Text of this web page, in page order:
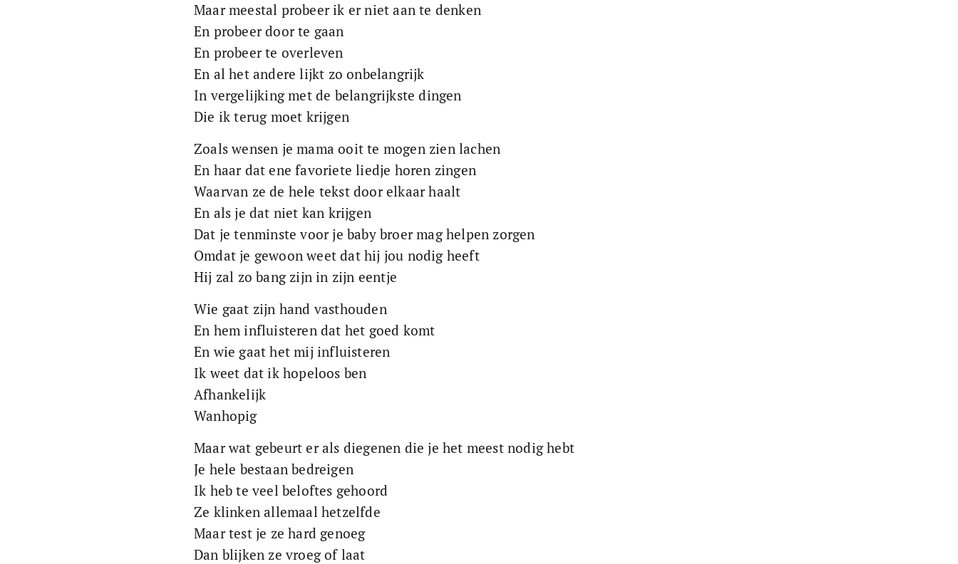
Maar meestal probeer ik er niet aan te denken
En probeer door te gaan
En probeer te overleven
En al het andere lijkt zo onbelangrijk
In vergelijking met de belangrijkste dingen
Die ik terug moet krijgen
Zoals wensen je mama ooit te mogen zien lachen
En haar dat ene favoriete liedje horen zingen
Waarvan ze de hele tekst door elkaar haalt
En als je dat niet kan krijgen
Dat je tenminste voor je baby broer mag helpen zorgen
Omdat je gewoon weet dat hij jou nodig heeft
Hij zal zo bang zijn in zijn eentje
Wie gaat zijn hand vasthouden
En hem influisteren dat het goed komt
En wie gaat het mij influisteren
Ik weet dat ik hopeloos ben
Afhankelijk
Wanhopig
Maar wat gebeurt er als diegenen die je het meest nodig hebt
Je hele bestaan bedreigen
Ik heb te veel beloftes gehoord
Ze klinken allemaal hetzelfde
Maar test je ze hard genoeg
Dan blijken ze vroeg of laat